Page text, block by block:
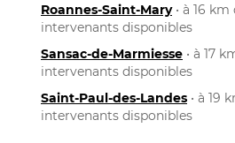
Roannes-Saint-Mary• à 16 km
intervenants disponibles
Sansac-de-Marmiesse • à 17
intervenants disponibles
Saint-Paul-des-Landes • à 19
intervenants disponibles